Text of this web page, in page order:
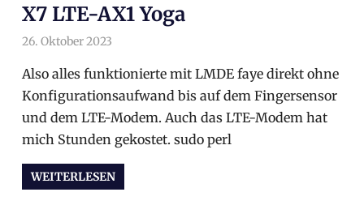
X7 LTE-AX1 Yoga
26. Oktober 2023
Also alles funktionierte mit LMDE faye direkt ohne
Konfigurationsaufwand bis auf dem Fingersensor
und dem LTE-Modem. Auch das LTE-Modem hat
mich Stunden gekostet. sudo perl
WEITERLESEN